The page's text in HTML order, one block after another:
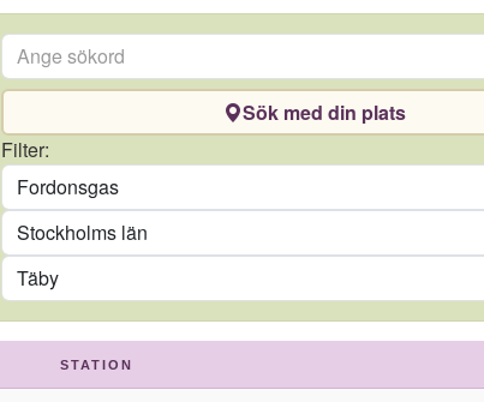
Ange sökord
Sök med din plats
Filter:
Län
Kommun
STATION